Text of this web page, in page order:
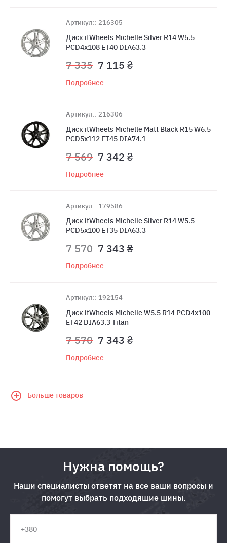
Артикул:: 216305
Диск itWheels Michelle Silver R14 W5.5
PCD4x108 ET40 DIA63.3
7 335 7 115 ₴
Подробнее
Артикул:: 216306
Диск itWheels Michelle Matt Black R15 W6.5
PCD5x112 ET45 DIA74.1
7 569 7 342 ₴
Подробнее
Артикул:: 179586
Диск itWheels Michelle Silver R14 W5.5
PCD5x100 ET35 DIA63.3
7 570 7 343 ₴
Подробнее
Артикул:: 192154
Диск itWheels Michelle W5.5 R14 PCD4x100
ET42 DIA63.3 Titan
7 570 7 343 ₴
Подробнее
Больше товаров
Нужна помощь?
Наши специалисты ответят на все ваши вопросы и
помогут выбрать подходящие шины.